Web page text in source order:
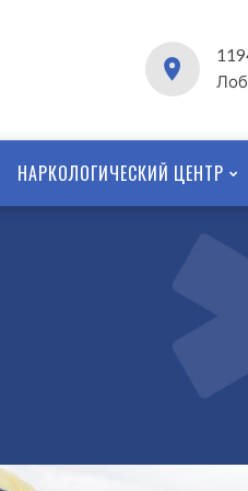
НАРКОЛОГИЧЕСКИЙ ЦЕНТР